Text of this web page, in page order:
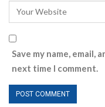
Save my name,
next time I comment.